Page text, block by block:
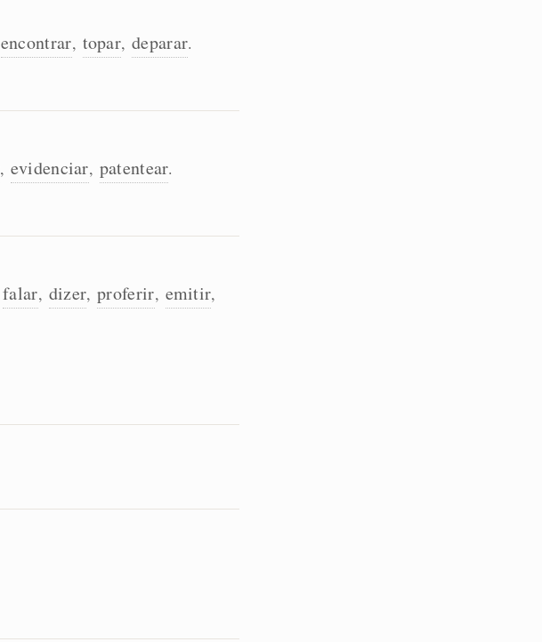
encontrar, topar, deparar.
, evidenciar, patentear.
falar, dizer, proferir, emitir,